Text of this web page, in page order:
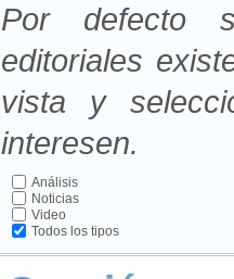
Por defecto
editoriales
vista y
interesen.
Análisis
Noticias
Video
Todos los tipos